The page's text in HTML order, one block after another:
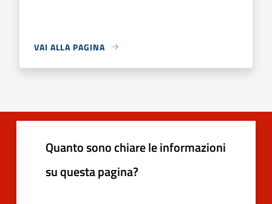
VAI ALLA PAGINA
Quanto sono chiare le informazioni
su questa pagina?